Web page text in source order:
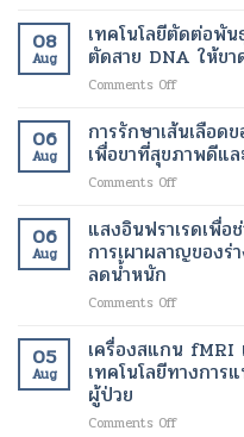
แพทย์
เฉพาะ
บุคคล
มี
ประเภท?
เทคโนโลยี
ใหม่
เพื่อ
เป้า
หมาย
08
Aug
เทคโนโลยีตัดต่อพั
ตัดสาย DNA ให้ข
Comments Offon
ตัด
ต่อ
พันธุกรรม
ขั้น
มี
อะไร
บ้าง?
ไม่
ตัด
สาย
06
Aug
การรักษาเส้นเลือ
เพื่อขาที่สุขภาพดีแ
Comments Offon
รักษา
เส้นเลือด
ขอด
ไม่
เทคโนโลยี
สมัย
ใหม่
ขา
06
Aug
แสงอินฟราเรดเพื่อ
การเผาผลาญของร่
ลดน้ำหนัก
Comments Offon
อินฟราเรด
เพื่อ
ช่วย
ไข
05
Aug
เครื่องสแกน fMRI
เทคโนโลยีทางกา
ผู้ป่วย
Comments Offon